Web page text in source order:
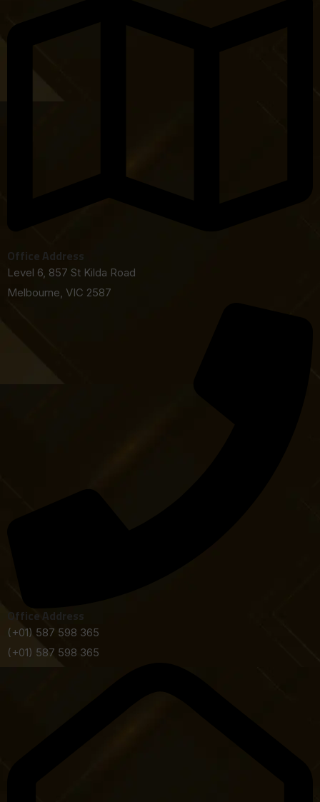
Office Address
Level 6, 857 St Kilda Road
Melbourne, VIC 2587
Office Address
(+01) 587 598 365
(+01) 587 598 365